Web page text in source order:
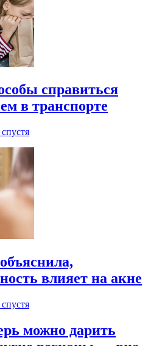
справиться
в транспорте
влияет на акне
можно дарить